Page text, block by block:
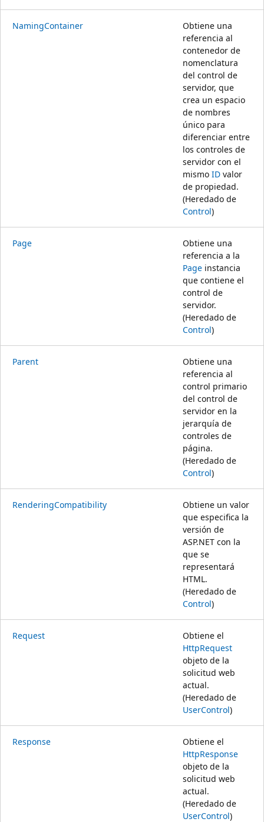
NamingContainer
Obtiene una
referencia al
contenedor de
nomenclatura
del control de
servidor, que
crea un espacio
de nombres
único para
diferenciar entre
los controles de
servidor con el
mismo ID valor
de propiedad.
(Heredado de
Control)
Page
Obtiene una
referencia a la
Page instancia
que contiene el
control de
servidor.
(Heredado de
Control)
Parent
Obtiene una
referencia al
control primario
del control de
servidor en la
jerarquía de
controles de
página.
(Heredado de
Control)
RenderingCompatibility
Obtiene un valor
que especifica la
versión de
ASP.NET con la
que se
representará
HTML.
(Heredado de
Control)
Request
Obtiene el
HttpRequest
objeto de la
solicitud web
actual.
(Heredado de
UserControl)
Response
Obtiene el
HttpResponse
objeto de la
solicitud web
actual.
(Heredado de
UserControl)